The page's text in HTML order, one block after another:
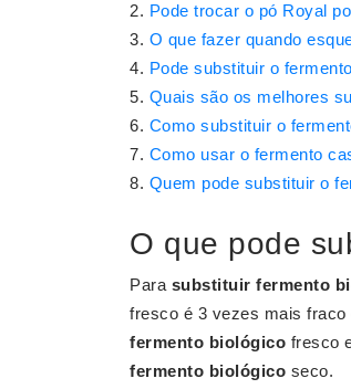
Pode trocar o pó Royal
O que fazer quando
Pode substituir o
Quais são os melhores
Como substituir o
Como usar o fermento
Quem pode substituir o
O que pode
Para substituir fermento
fresco é 3 vezes mais fraco
fermento biológico fresco
fermento biológico seco.